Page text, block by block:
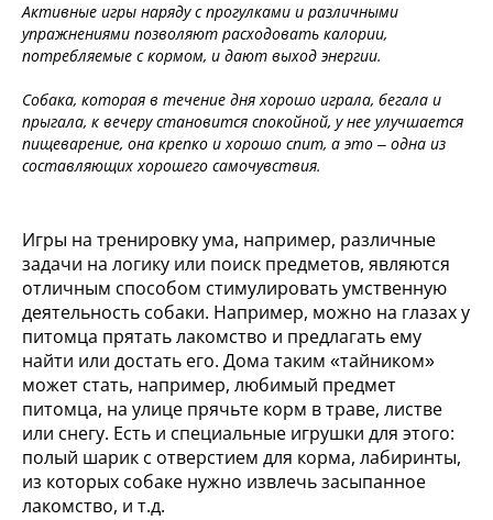
Активные игры наряду с прогулками и различными
упражнениями позволяют расходовать калории,
потребляемые с кормом, и дают выход энергии.
Собака, которая в течение дня хорошо играла, бегала и
прыгала, к вечеру становится спокойной, у нее улучшается
пищеварение, она крепко и хорошо спит, а это – одна из
составляющих хорошего самочувствия.
Игры на тренировку ума, например, различные
задачи на логику или поиск предметов, являются
отличным способом стимулировать умственную
деятельность собаки. Например, можно на глазах у
питомца прятать лакомство и предлагать ему
найти или достать его. Дома таким «тайником»
может стать, например, любимый предмет
питомца, на улице прячьте корм в траве, листве
или снегу. Есть и специальные игрушки для этого:
полый шарик с отверстием для корма, лабиринты,
из которых собаке нужно извлечь засыпанное
лакомство, и т.д.